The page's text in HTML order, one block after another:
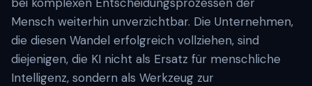
Mensch weiterhin unverzichtbar. Die Unternehmen,
die diesen Wandel erfolgreich vollziehen, sind
diejenigen, die KI nicht als Ersatz für menschliche
Intelligenz, sondern als Werkzeug zur